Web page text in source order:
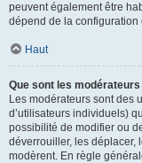
peuvent également être
dépend de la configuration
Haut
Que sont les modérateurs
Les modérateurs sont des
d’utilisateurs individuels)
possibilité de modifier ou
déverrouiller, les déplacer,
modèrent. En règle